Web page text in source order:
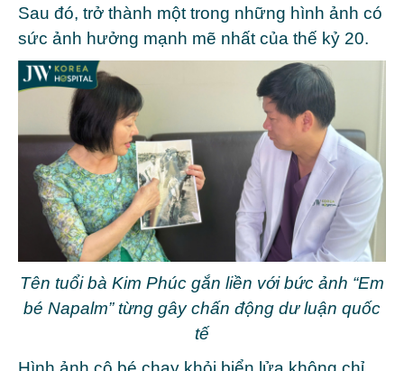
Sau đó, trở thành một trong những hình ảnh có
sức ảnh hưởng mạnh mẽ nhất của thế kỷ 20.
Tên tuổi bà Kim Phúc gắn liền với bức ảnh “Em
bé Napalm” từng gây chấn động dư luận quốc
tế